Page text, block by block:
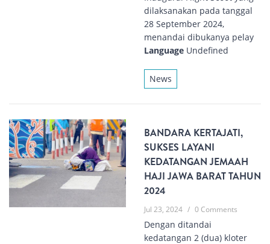
dilaksanakan pada tanggal
28 September 2024,
menandai dibukanya pelay
Language Undefined
News
BANDARA KERTAJATI,
SUKSES LAYANI
KEDATANGAN JEMAAH
HAJI JAWA BARAT TAHUN
2024
Jul 23, 2024 / 0 Comments
Dengan ditandai
kedatangan 2 (dua) kloter